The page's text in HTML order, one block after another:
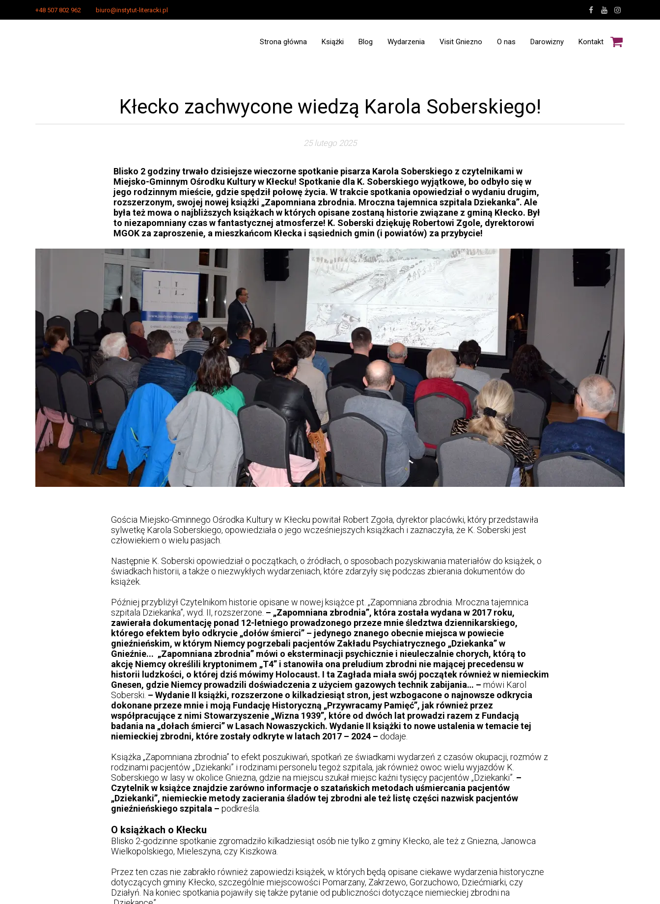
+48 507 802 962 biuro@instytut-literacki.pl
Strona główna Książki Blog Wydarzenia Visit Gniezno O nas Darowizny Kontakt
Kłecko zachwycone wiedzą Karola Soberskiego!
Blisko 2 godziny trwało dzisiejsze wieczorne spotkanie pisarza Karola Soberskiego z czytelnikami w
Miejsko-Gminnym Ośrodku Kultury w Kłecku! Spotkanie dla K. Soberskiego wyjątkowe, bo odbyło się w
jego rodzinnym mieście, gdzie spędził połowę życia. W trakcie spotkania opowiedział o wydaniu drugim,
rozszerzonym, swojej nowej książki „Zapomniana zbrodnia. Mroczna tajemnica szpitala Dziekanka”. Ale
była też mowa o najbliższych książkach w których opisane zostaną historie związane z gminą Kłecko. Był
to niezapomniany czas w fantastycznej atmosferze! K. Soberski dziękuję Robertowi Zgole, dyrektorowi
MGOK za zaproszenie, a mieszkańcom Kłecka i sąsiednich gmin (i powiatów) za przybycie!
Gościa Miejsko-Gminnego Ośrodka Kultury w Kłecku powitał Robert Zgoła, dyrektor placówki, który przedstawiła
sylwetkę Karola Soberskiego, opowiedziała o jego wcześniejszych książkach i zaznaczyła, że K. Soberski jest
człowiekiem o wielu pasjach.
Następnie K. Soberski opowiedział o początkach, o źródłach, o sposobach pozyskiwania materiałów do książek, o
świadkach historii, a także o niezwykłych wydarzeniach, które zdarzyły się podczas zbierania dokumentów do
książek.
Później przybliżył Czytelnikom historie opisane w nowej książce pt. „Zapomniana zbrodnia. Mroczna tajemnica
szpitala Dziekanka”, wyd. II, rozszerzone. – „Zapomniana zbrodnia”, która została wydana w 2017 roku,
zawierała dokumentację ponad 12-letniego prowadzonego przeze mnie śledztwa dziennikarskiego,
którego efektem było odkrycie „dołów śmierci” – jedynego znanego obecnie miejsca w powiecie
gnieźnieńskim, w którym Niemcy pogrzebali pacjentów Zakładu Psychiatrycznego „Dziekanka” w
Gnieźnie... „Zapomniana zbrodnia” mówi o eksterminacji psychicznie i nieuleczalnie chorych, którą to
akcję Niemcy określili kryptonimem „T4” i stanowiła ona preludium zbrodni nie mającej precedensu w
historii ludzkości, o której dziś mówimy Holocaust. I ta Zagłada miała swój początek również w niemieckim
Gnesen, gdzie Niemcy prowadzili doświadczenia z użyciem gazowych technik zabijania… – mówi Karol
Soberski. – Wydanie II książki, rozszerzone o kilkadziesiąt stron, jest wzbogacone o najnowsze odkrycia
dokonane przeze mnie i moją Fundację Historyczną „Przywracamy Pamięć”, jak również przez
współpracujące z nimi Stowarzyszenie „Wizna 1939”, które od dwóch lat prowadzi razem z Fundacją
badania na „dołach śmierci” w Lasach Nowaszyckich. Wydanie II książki to nowe ustalenia w temacie tej
niemieckiej zbrodni, które zostały odkryte w latach 2017 – 2024 – dodaje.
Książka „Zapomniana zbrodnia” to efekt poszukiwań, spotkań ze świadkami wydarzeń z czasów okupacji, rozmów z
rodzinami pacjentów „Dziekanki” i rodzinami personelu tegoż szpitala, jak również owoc wielu wyjazdów K.
Soberskiego w lasy w okolice Gniezna, gdzie na miejscu szukał miejsc kaźni tysięcy pacjentów „Dziekanki”. –
Czytelnik w książce znajdzie zarówno informacje o szatańskich metodach uśmiercania pacjentów
„Dziekanki”, niemieckie metody zacierania śladów tej zbrodni ale też listę części nazwisk pacjentów
gnieźnieńskiego szpitala – podkreśla.
O książkach o Kłecku
Blisko 2-godzinne spotkanie zgromadziło kilkadziesiąt osób nie tylko z gminy Kłecko, ale też z Gniezna, Janowca
Wielkopolskiego, Mieleszyna, czy Kiszkowa.
Przez ten czas nie zabrakło również zapowiedzi książek, w których będą opisane ciekawe wydarzenia historyczne
dotyczących gminy Kłecko, szczególnie miejscowości Pomarzany, Zakrzewo, Gorzuchowo, Dziećmiarki, czy
Działyń. Na koniec spotkania pojawiły się także pytanie od publiczności dotyczące niemieckiej zbrodni na
25 lutego 2025